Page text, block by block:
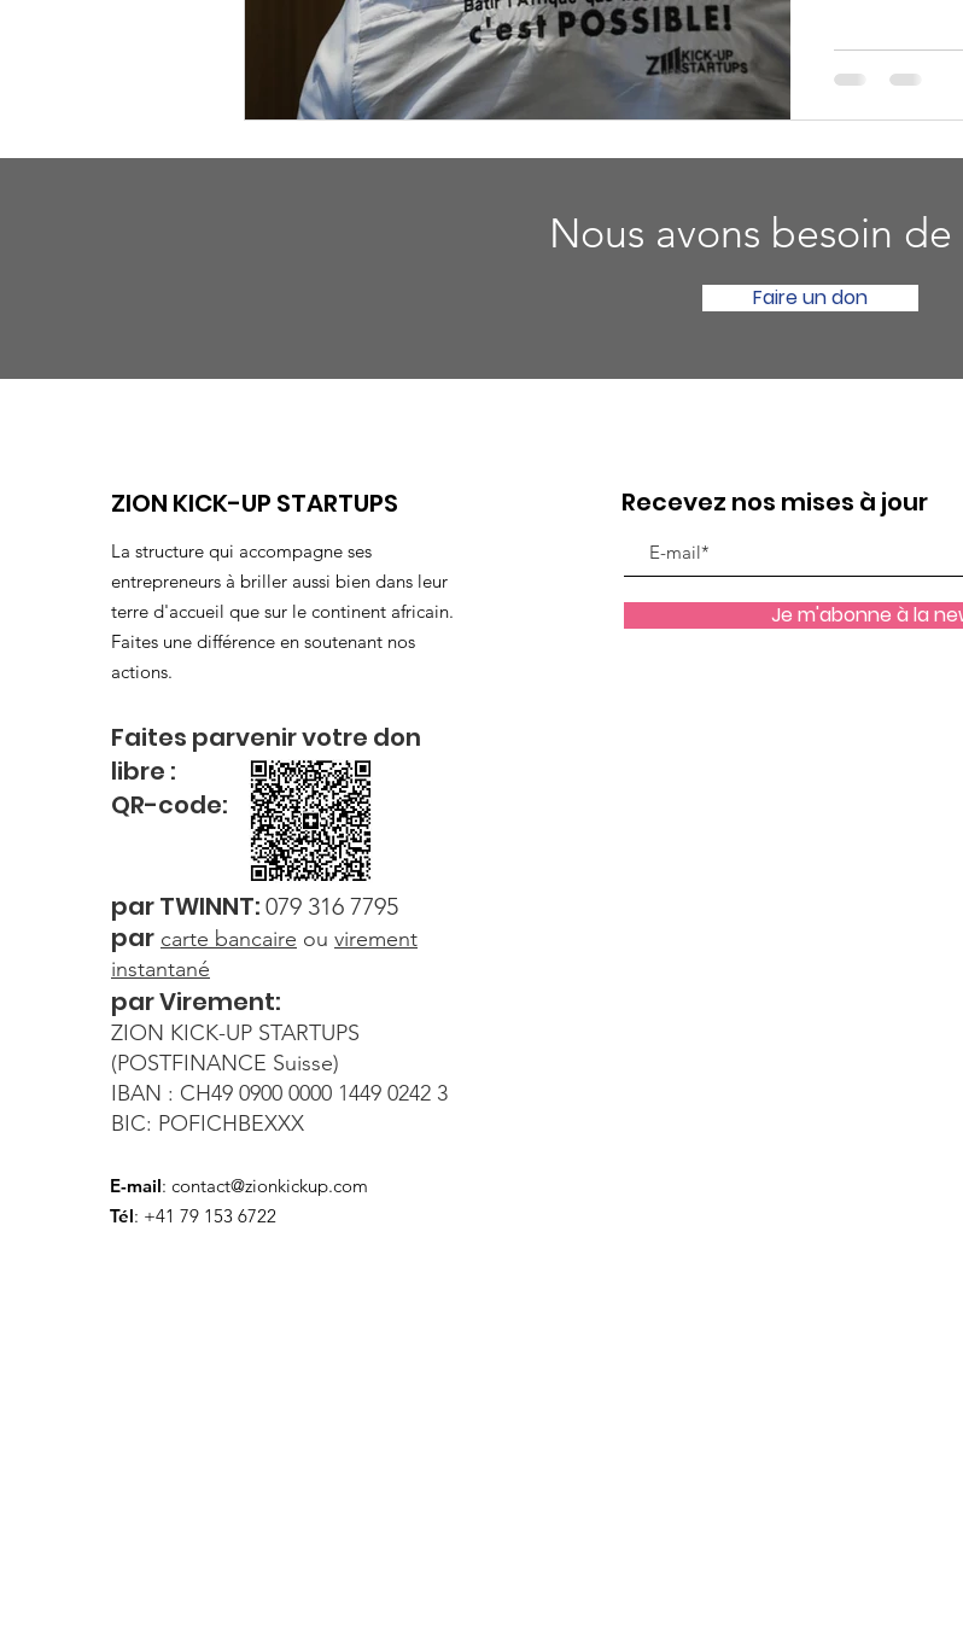
Nous avons besoin de
Faire un don
ZION KICK-UP STARTUPS
La structure qui accompagne ses
entrepreneurs à briller aussi bien dans leur
terre d'accueil que sur le continent africain.
Faites une différence en soutenant nos
actions.
Faites parvenir votre don
libre :
QR-code:
parTWINNT: 079 316 7795
par carte bancaire ou virement
instantané
par Virement:
ZION KICK-UP STARTUPS
(POSTFINANCE Suisse)
IBAN : CH49 0900 0000 1449 0242 3
BIC: POFICHBEXXX
E-mail: contact@zionkickup.com
Tél: +41 79 153 6722
Recevez nos mises à jour
Je m'abonne à la